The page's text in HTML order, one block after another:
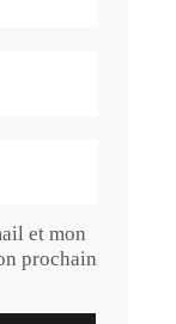
et mon
prochain